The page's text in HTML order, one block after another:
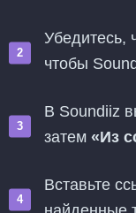
Убедитесь,
чтобы
В Soundiiz
затем «Из
Вставьте